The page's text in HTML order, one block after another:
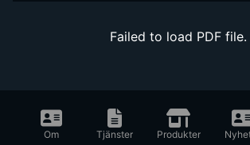
Failed to load PDF file.
Om Tjänster Produkter